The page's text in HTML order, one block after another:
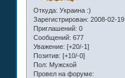
Откуда: Украина :)
Зарегистрирован: 2008-02-19
Приглашений: 0
Сообщений: 677
Уважение: [+20/-1]
Позитив: [+10/-0]
Пол: Мужской
Провел на форуме: